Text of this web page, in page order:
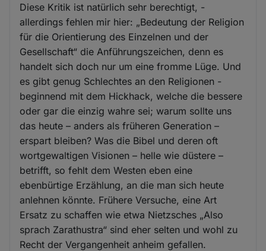
Diese Kritik ist natürlich sehr berechtigt, -
allerdings fehlen mir hier: „Bedeutung der Religion
für die Orientierung des Einzelnen und der
Gesellschaft“ die Anführungszeichen, denn es
handelt sich doch nur um eine fromme Lüge. Und
es gibt genug Schlechtes an den Religionen -
beginnend mit dem Hickhack, welche die bessere
oder gar die einzig wahre sei; warum sollte uns
das heute – anders als früheren Generation –
erspart bleiben? Was die Bibel und deren oft
wortgewaltigen Visionen – helle wie düstere –
betrifft, so fehlt dem Westen eben eine
ebenbürtige Erzählung, an die man sich heute
anlehnen könnte. Frühere Versuche, eine Art
Ersatz zu schaffen wie etwa Nietzsches „Also
sprach Zarathustra“ sind eher selten und wohl zu
Recht der Vergangenheit anheim gefallen.